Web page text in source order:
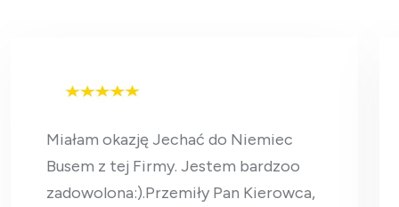
Miałam okazję Jechać do Niemiec
Busem z tej Firmy. Jestem bardzoo
zadowolona:).Przemiły Pan Kierowca,